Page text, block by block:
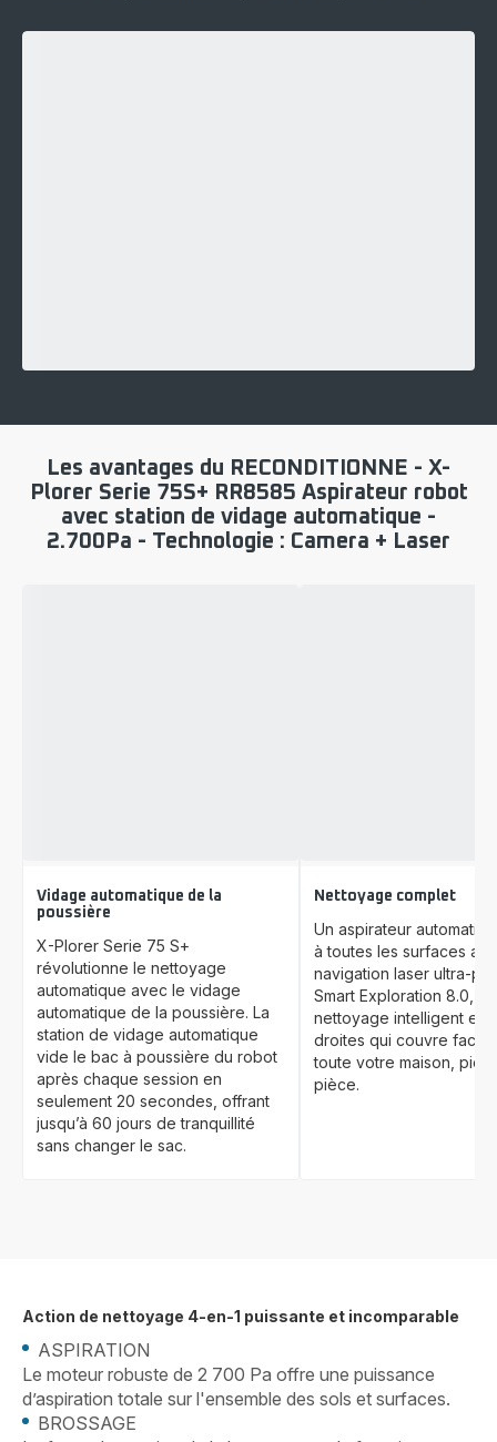
Les avantages du RECONDITIONNE - X-
Plorer Serie 75S+ RR8585 Aspirateur robot
avec station de vidage automatique -
2.700Pa - Technologie : Camera + Laser
Vidage automatique de la
poussière
X-Plorer Serie 75 S+
révolutionne le nettoyage
automatique avec le vidage
automatique de la poussière. La
station de vidage automatique
vide le bac à poussière du robot
après chaque session en
seulement 20 secondes, offrant
jusqu’à 60 jours de tranquillité
sans changer le sac.
Nettoyage complet
Un aspirateur
à toutes les surfaces
navigation laser ultra-
Smart Exploration 8.0,
nettoyage intelligent en
droites qui couvre
toute votre maison,
pièce.
Action de nettoyage 4-en-1 puissante et incomparable
ASPIRATION
Le moteur robuste de 2 700 Pa offre une puissance
d’aspiration totale sur l'ensemble des sols et surfaces.
BROSSAGE